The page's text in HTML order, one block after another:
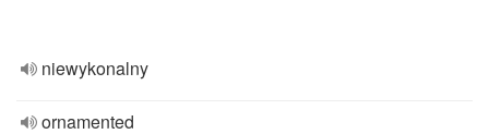
niewykonalny
ornamented